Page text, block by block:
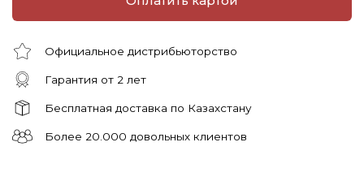
Официальное дистрибьюторство
Гарантия от 2 лет
Бесплатная доставка по Казахстану
Более 20.000 довольных клиентов